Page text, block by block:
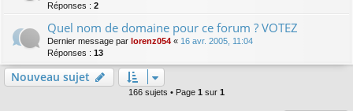
Réponses : 2
Quel nom de domaine pour ce forum ? VOTEZ
Dernier message par lorenz054 « 16 avr. 2005, 11:04
Réponses : 13
Nouveau sujet
166 sujets • Page 1 sur 1